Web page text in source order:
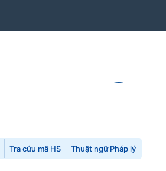
Tra cứu mã HS Thuật ngữ Pháp lý